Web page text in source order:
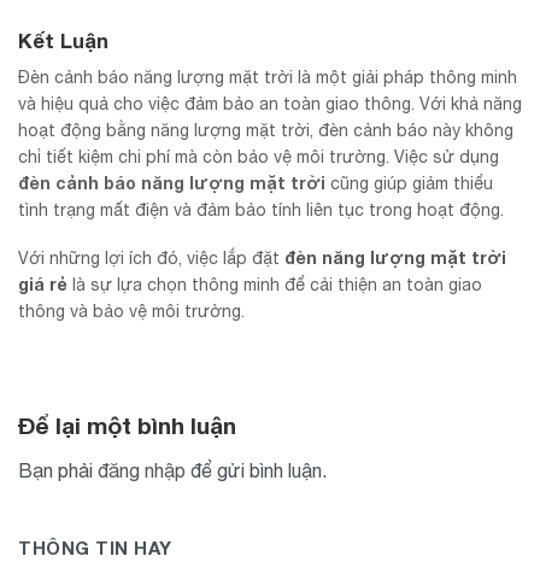
Kết Luận
Đèn cảnh báo năng lượng mặt trời là một giải pháp thông minh
và hiệu quả cho việc đảm bảo an toàn giao thông. Với khả năng
hoạt động bằng năng lượng mặt trời, đèn cảnh báo này không
chỉ tiết kiệm chi phí mà còn bảo vệ môi trường. Việc sử dụng
đèn cảnh báo năng lượng mặt trời cũng giúp giảm thiểu
tình trạng mất điện và đảm bảo tính liên tục trong hoạt động.
Với những lợi ích đó, việc lắp đặt đèn năng lượng mặt trời
giá rẻ là sự lựa chọn thông minh để cải thiện an toàn giao
thông và bảo vệ môi trường.
Để lại một bình luận
Bạn phải đăng nhập để gửi bình luận.
THÔNG TIN HAY